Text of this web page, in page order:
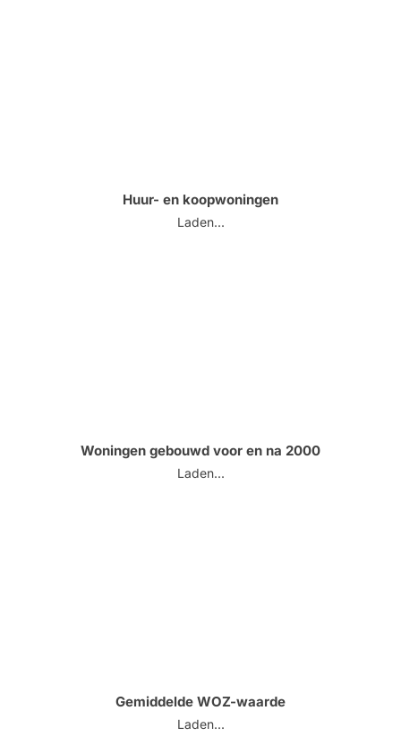
Huur- en koopwoningen
Laden...
Woningen gebouwd voor en na 2000
Laden...
Gemiddelde WOZ-waarde
Laden...